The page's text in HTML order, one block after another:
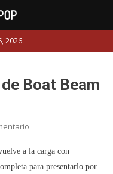
2026
Boat Beam
En
Conciertos
De
a la carga con
para presentarlo por